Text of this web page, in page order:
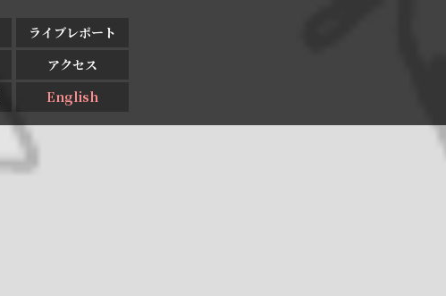
ライブレポート
アクセス
English